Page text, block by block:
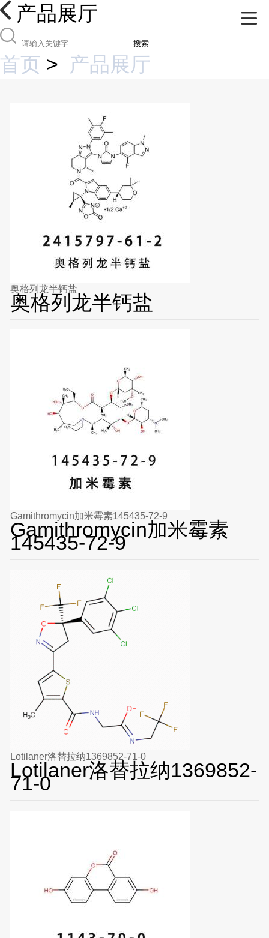
产品展厅
搜索
首页 > 产品展厅
奥格列龙半钙盐
奥格列龙半钙盐
Gamithromycin加米霉素145435-72-9
Gamithromycin加米霉素
145435-72-9
Lotilaner洛替拉纳1369852-71-0
Lotilaner洛替拉纳1369852-
71-0